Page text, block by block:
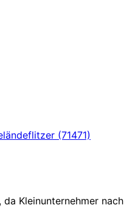
(71471)
Kleinunternehmer nach